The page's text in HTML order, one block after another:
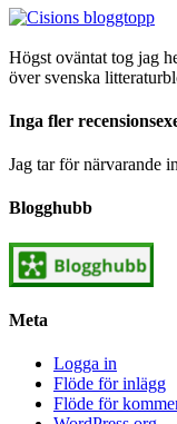
Högst oväntat tog jag
över svenska
Inga fler
Jag tar för närvarande
Blogghubb
Meta
Logga in
Flöde för inlägg
Flöde för